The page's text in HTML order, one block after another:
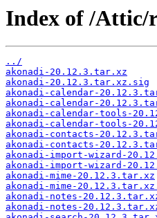
Index of /Attic/
../
akonadi-20.12.3.tar.xz
akonadi-20.12.3.tar.xz.sig
akonadi-calendar-
akonadi-calendar-
akonadi-calendar-tools-
akonadi-calendar-tools-
akonadi-contacts-
akonadi-contacts-
akonadi-import-wizard-
akonadi-import-wizard-
akonadi-mime-20.12.3.tar.xz
akonadi-mime-
akonadi-notes-
akonadi-notes-